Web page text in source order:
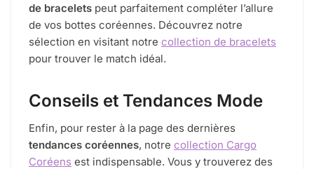
de bracelets peut parfaitement compléter l’allure
de vos bottes coréennes. Découvrez notre
sélection en visitant notre collection de bracelets
pour trouver le match idéal.
Conseils et Tendances Mode
Enfin, pour rester à la page des dernières
tendances coréennes, notre collection Cargo
Coréens est indispensable. Vous y trouverez des